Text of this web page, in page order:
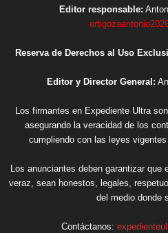
Editor responsable:
Reserva de Derechos al Uso
Editor y Director General:
Los firmantes en Expediente Ultra
asegurando la veracidad de los
cumpliendo con las leyes
Los anunciantes deben garantizar
veraz, sean honestos, legales,
del medio donde
Contáctanos: